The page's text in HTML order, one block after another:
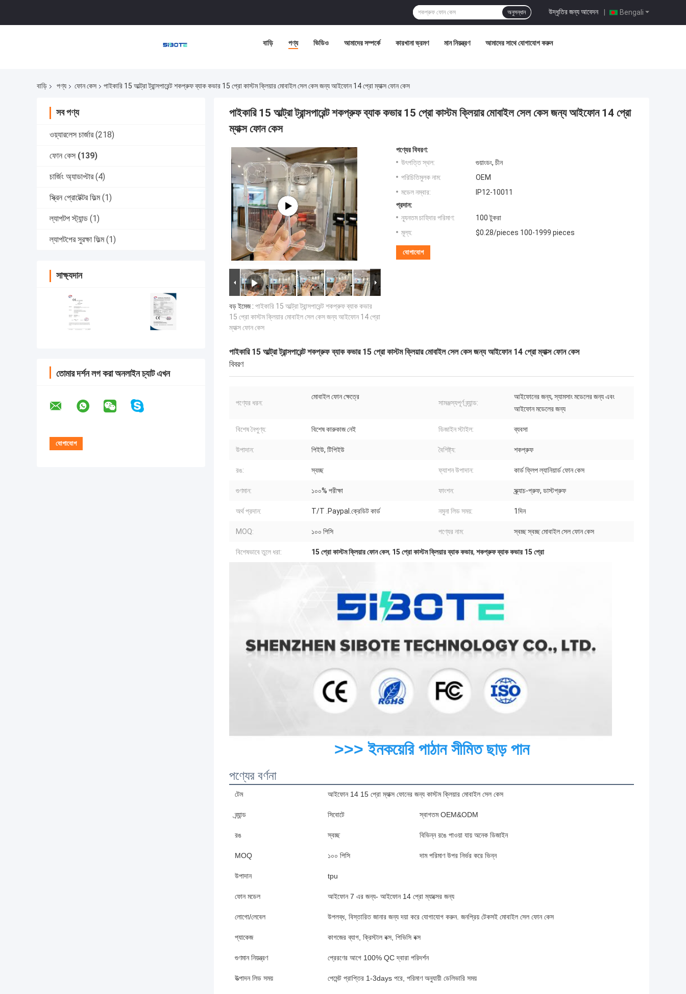
Bengali
উদ্ধৃতির জন্য আবেদন |
অনুসন্ধান
বাড়ি পণ্য ভিডিও আমাদের সম্পর্কে কারখানা ভ্রমণ মান নিয়ন্ত্রণ আমাদের সাথে যোগাযোগ করুন
বাড়ি পণ্য ফোন কেস পাইকারি 15 আল্ট্রা ট্রান্সপারেন্ট শকপ্রুফ ব্যাক কভার 15 প্রো কাস্টম ক্লিয়ার মোবাইল সেল কেস জন্য আইফোন 14 প্রো ম্যাক্স ফোন কেস
সব পণ্য
ওয়্যারলেস চার্জার (218)
ফোন কেস (139)
চার্জিং অ্যাডাপ্টার (4)
স্ক্রিন প্রোটেক্টর ফিল্ম (1)
ল্যাপটপ স্ট্যান্ড (1)
ল্যাপটপের সুরক্ষা ফিল্ম (1)
সাক্ষ্যদান
তোমার দর্শন লগ করা অনলাইন চ্যাট এখন
পাইকারি 15 আল্ট্রা ট্রান্সপারেন্ট শকপ্রুফ ব্যাক কভার 15 প্রো কাস্টম ক্লিয়ার মোবাইল সেল কেস জন্য আইফোন 14 প্রো
ম্যাক্স ফোন কেস
বড় ইমেজ : পাইকারি 15 আল্ট্রা ট্রান্সপারেন্ট শকপ্রুফ ব্যাক কভার
15 প্রো কাস্টম ক্লিয়ার মোবাইল সেল কেস জন্য আইফোন 14 প্রো
ম্যাক্স ফোন কেস
পণ্যের বিবরণ:
উৎপত্তি স্থল:
গুয়াংডং, চীন
পরিচিতিমুলক নাম:
OEM
মডেল নম্বার:
IP12-10011
প্রদান:
ন্যূনতম চাহিদার পরিমাণ:
100 টুকরা
মূল্য:
$0.28/pieces 100-1999 pieces
যোগাযোগ
পাইকারি 15 আল্ট্রা ট্রান্সপারেন্ট শকপ্রুফ ব্যাক কভার 15 প্রো কাস্টম ক্লিয়ার মোবাইল সেল কেস জন্য আইফোন 14 প্রো ম্যাক্স ফোন কেস
বিবরণ
পণ্যের ধরন:
মোবাইল ফোন ক্ষেত্রে
সামঞ্জস্যপূর্ণ ব্র্যান্ড:
আইফোনের জন্য, স্যামসাং মডেলের জন্য এবং
আইফোন মডেলের জন্য
বিশেষ নৈপুণ্য: বিশেষ কারুকাজ নেই ডিজাইন স্টাইল: ব্যবসা
উপাদান: পিইউ, টিপিইউ বৈশিষ্ট্য: শকপ্রুফ
রঙ: স্বচ্ছ ফ্যাশন উপাদান: কার্ড ফ্লিপ ল্যানিয়ার্ড ফোন কেস
গুণমান: ১০০% পরীক্ষা ফাংশন: স্ক্র্যাচ-প্রুফ, ডাস্টপ্রুফ
অর্থ প্রদান: T/T .Paypal.ক্রেডিট কার্ড নমুনা লিড সময়: 1দিন
MOQ: ১০০ পিসি পণ্যের নাম: স্বচ্ছ স্বচ্ছ মোবাইল সেল ফোন কেস
বিশেষভাবে তুলে ধরা: 15 প্রো কাস্টম ক্লিয়ার ফোন কেস, 15 প্রো কাস্টম ক্লিয়ার ব্যাক কভার, শকপ্রুফ ব্যাক কভার 15 প্রো
>>> ইনকয়েরি পাঠান সীমিত ছাড় পান
পণ্যের বর্ণনা
টেম আইফোন 14 15 প্রো ম্যাক্স ফোনের জন্য কাস্টম ক্লিয়ার মোবাইল সেল কেস
ব্র্যান্ড সিবোটে স্বাগতম OEM&ODM
রঙ স্বচ্ছ বিভিন্ন রঙে পাওয়া যায় অনেক ডিজাইন
MOQ ১০০ পিসি দাম পরিমাণ উপর নির্ভর করে ভিন্ন
উপাদান tpu
ফোন মডেল আইফোন 7 এর জন্য- আইফোন 14 প্রো ম্যাক্সের জন্য
লোগো/লেবেল উপলব্ধ, বিস্তারিত জানার জন্য দয়া করে যোগাযোগ করুন. জনপ্রিয় টেকসই মোবাইল সেল ফোন কেস
প্যাকেজ কাগজের ব্যাগ, ক্রিস্টাল বক্স, পিভিসি বক্স
গুণমান নিয়ন্ত্রণ প্রেরণের আগে 100% QC দ্বারা পরিদর্শন
উত্পাদন লিড সময় পেমেন্ট প্রাপ্তির 1-3days পরে, পরিমাণ অনুযায়ী ডেলিভারি সময়